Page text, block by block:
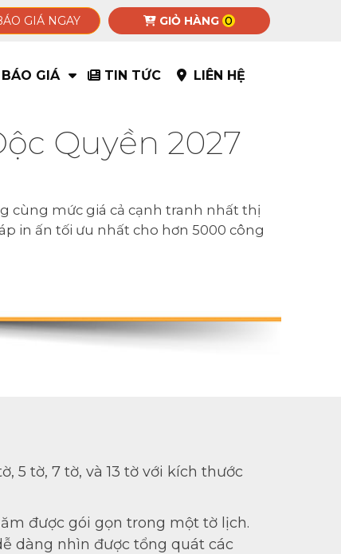
GIÁ NGAY GIỎ HÀNG 0
BÁO GIÁ TIN TỨC LIÊN HỆ
Quyền 2027
cùng mức giá cả cạnh tranh nhất thị
in ấn tối ưu nhất cho hơn 5000 công
5 tờ, 7 tờ, và 13 tờ với kích thước
được gói gọn trong một tờ lịch.
dàng nhìn được tổng quát các